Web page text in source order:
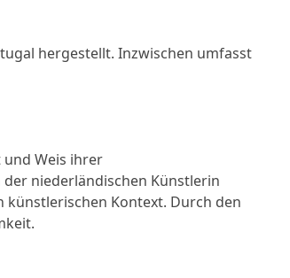
hergestellt. Inzwischen umfasst
Weis ihrer
niederländischen Künstlerin
künstlerischen Kontext. Durch den